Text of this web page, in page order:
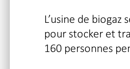
L’usine de
pour stocker et
160 personnes